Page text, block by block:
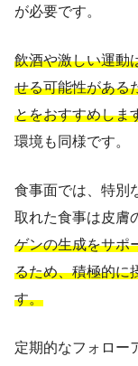
が必要です。
飲酒や激しい運動
せる可能性がある
とをおすすめしま
環境も同様です。
食事面では、特別
取れた食事は皮膚
ゲンの生成をサポ
るため、積極的に
す。
定期的なフォロー